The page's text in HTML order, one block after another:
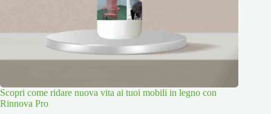
Scopri come ridare nuova vita ai tuoi mobili in legno con
Rinnova Pro